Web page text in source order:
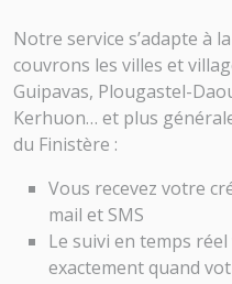
Notre service s’adapte à
couvrons les villes et
Guipavas, Plougastel-
Kerhuon… et plus
du Finistère :
Vous recevez votre
mail et SMS
Le suivi en temps
exactement quand